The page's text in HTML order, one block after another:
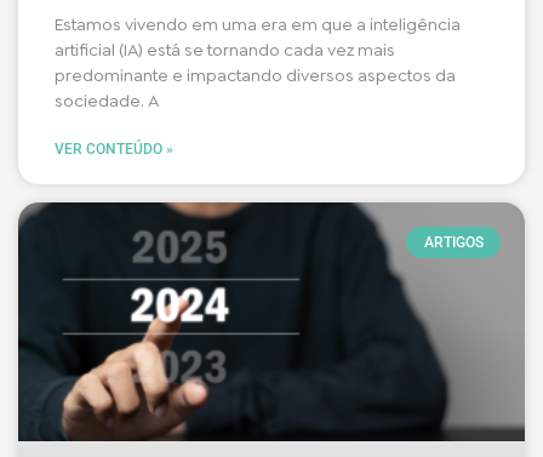
Estamos vivendo em uma era em que a inteligência
artificial (IA) está se tornando cada vez mais
predominante e impactando diversos aspectos da
sociedade. A
VER CONTEÚDO »
ARTIGOS